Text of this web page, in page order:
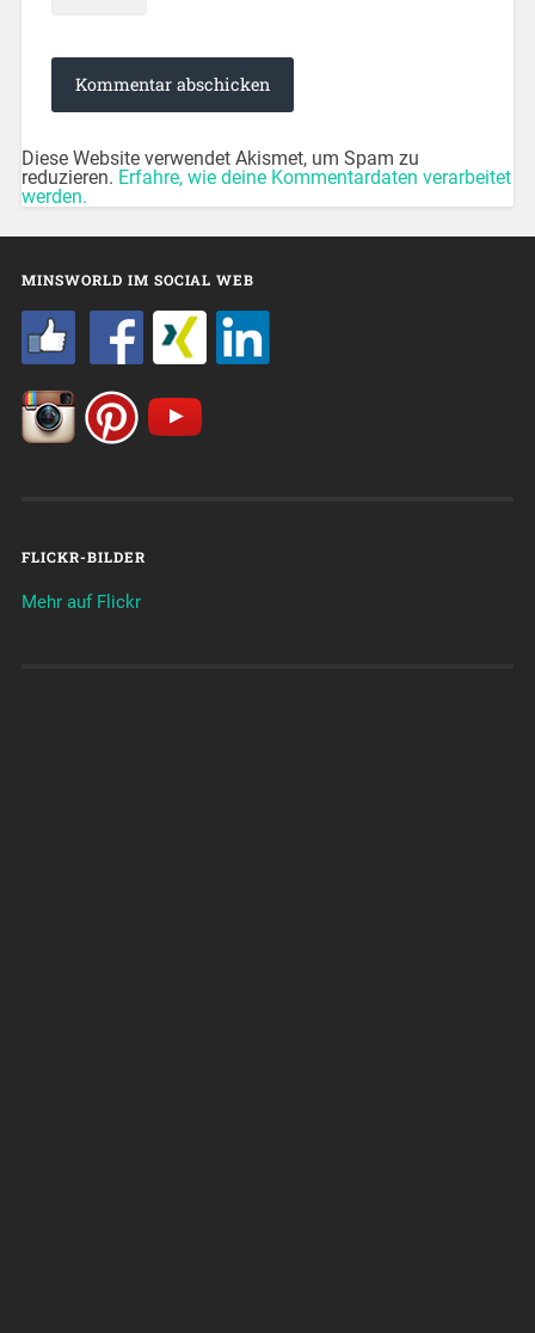
Diese Website verwendet Akismet, um Spam zu
reduzieren. Erfahre, wie deine Kommentardaten verarbeitet
werden.
MINSWORLD IM SOCIAL WEB
FLICKR-BILDER
Mehr auf Flickr